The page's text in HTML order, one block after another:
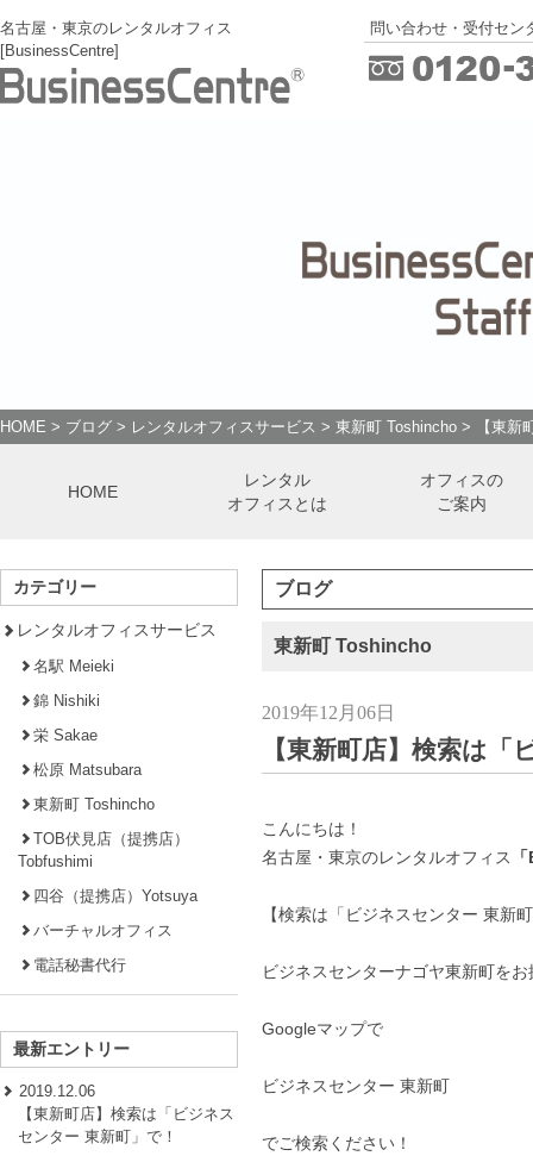
名古屋・東京のレンタルオフィス
[BusinessCentre]
問い合わせ・受付セン
HOME > ブログ > レンタルオフィスサービス > 東新町 Toshincho > 【東
HOME
レンタル
オフィスとは
オフィスの
ご案内
ブログ
東新町 Toshincho
2019年12月06日
【東新町店】検索は
こんにちは！
名古屋・東京のレンタルオフィス
【検索は「ビジネスセンター 東新
ビジネスセンターナゴヤ東新町を
Googleマップで
ビジネスセンター 東新町
でご検索ください！
カテゴリー
レンタルオフィスサービス
名駅 Meieki
錦 Nishiki
栄 Sakae
松原 Matsubara
東新町 Toshincho
TOB伏見店（提携店）
Tobfushimi
四谷（提携店）Yotsuya
バーチャルオフィス
電話秘書代行
最新エントリー
2019.12.06
【東新町店】検索は「ビジネス
センター 東新町」で！